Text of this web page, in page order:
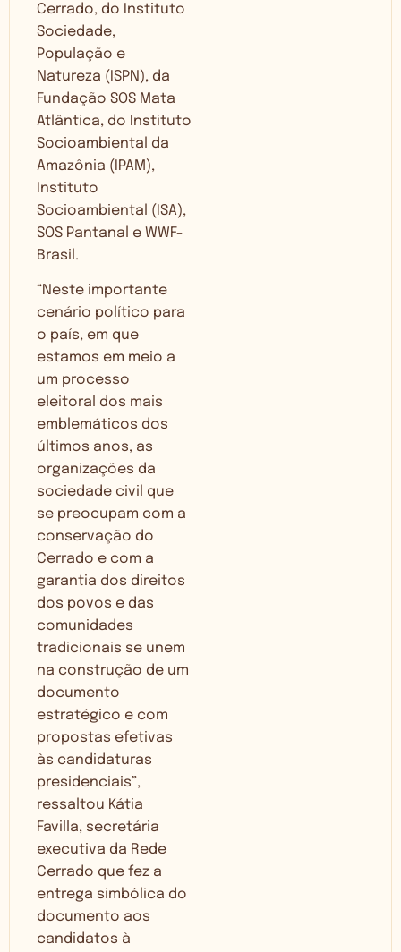
Cerrado, do Instituto
Sociedade,
População e
Natureza (ISPN), da
Fundação SOS Mata
Atlântica, do Instituto
Socioambiental da
Amazônia (IPAM),
Instituto
Socioambiental (ISA),
SOS Pantanal e WWF-
Brasil.
“Neste importante
cenário político para
o país, em que
estamos em meio a
um processo
eleitoral dos mais
emblemáticos dos
últimos anos, as
organizações da
sociedade civil que
se preocupam com a
conservação do
Cerrado e com a
garantia dos direitos
dos povos e das
comunidades
tradicionais se unem
na construção de um
documento
estratégico e com
propostas efetivas
às candidaturas
presidenciais”,
ressaltou Kátia
Favilla, secretária
executiva da Rede
Cerrado que fez a
entrega simbólica do
documento aos
candidatos à